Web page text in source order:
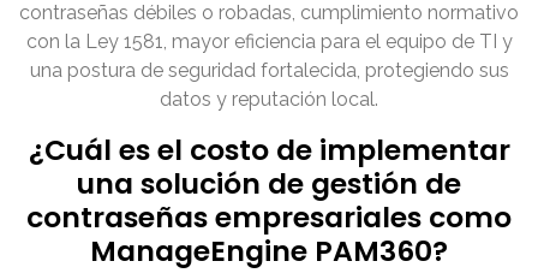
contraseñas débiles o robadas, cumplimiento normativo
con la Ley 1581, mayor eficiencia para el equipo de TI y
una postura de seguridad fortalecida, protegiendo sus
datos y reputación local.
¿Cuál es el costo de implementar
una solución de gestión de
contraseñas empresariales como
ManageEngine PAM360?